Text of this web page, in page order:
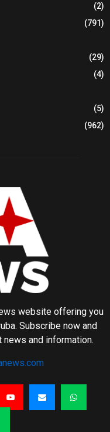
(2)
(791)
(29)
(4)
(5)
(962)
website offering you
Subscribe now and
and information.